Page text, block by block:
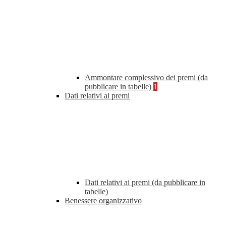
Ammontare complessivo dei premi (da
pubblicare in tabelle) 1
Dati relativi ai premi
Dati relativi ai premi (da pubblicare in
tabelle)
Benessere organizzativo